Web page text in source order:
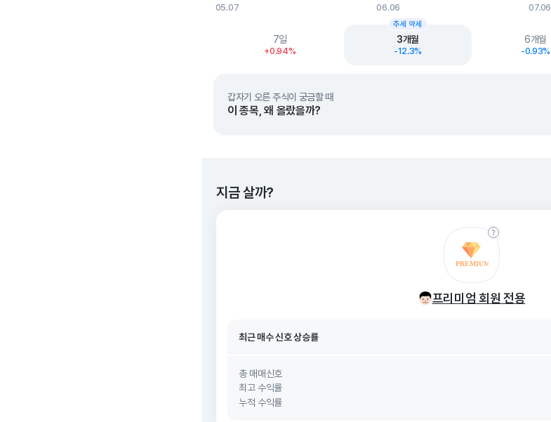
05.07 06.06 07.06
7일
+0.94%
3개월
-12.3%
추세 약세
6개월
-0.93%
갑자기 오른 주식이 궁금할 때
이 종목, 왜 올랐을까?
지금 살까?
프리미엄 회원 전용
최근 매수 신호 상승률
최근 매수 신호
총 매매신호
최고 수익률
누적 수익률